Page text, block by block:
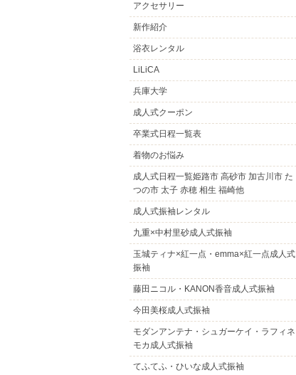
アクセサリー
新作紹介
浴衣レンタル
LiLiCA
兵庫大学
成人式クーポン
卒業式日程一覧表
着物のお悩み
成人式日程一覧姫路市 高砂市 加古川市 た
つの市 太子 赤穂 相生 福崎他
成人式振袖レンタル
九重×中村里砂成人式振袖
玉城ティナ×紅一点・emma×紅一点成人式
振袖
藤田ニコル・KANON香音成人式振袖
今田美桜成人式振袖
モダンアンテナ・シュガーケイ・ラフィネ
モカ成人式振袖
てふてふ・ひいな成人式振袖